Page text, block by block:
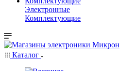
Электронные
Комплектующие
Каталог